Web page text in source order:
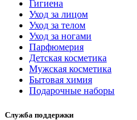
Гигиена
Уход за лицом
Уход за телом
Уход за ногами
Парфюмерия
Детская косметика
Мужская косметика
Бытовая химия
Подарочные наборы
Служба поддержки